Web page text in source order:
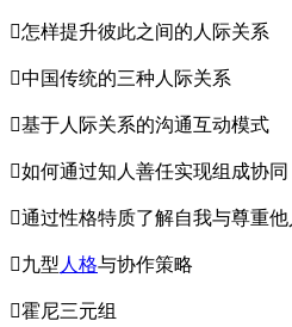
怎样提升彼此之间的人际关系
中国传统的三种人际关系
基于人际关系的沟通互动模式
如何通过知人善任实现组成协同
通过性格特质了解自我与尊重他
九型 人格与协作策略
霍尼三元组